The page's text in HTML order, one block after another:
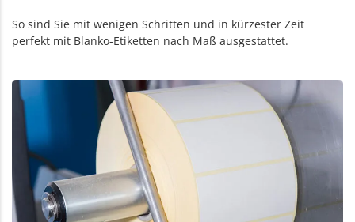
So sind Sie mit wenigen Schritten und in kürzester Zeit
perfekt mit Blanko-Etiketten nach Maß ausgestattet.